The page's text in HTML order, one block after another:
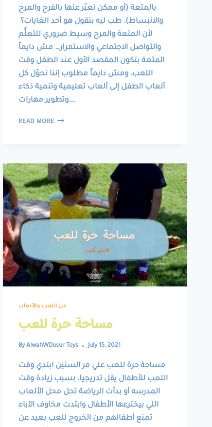
بالمتعة (أو ممكن نعبّر عنها بالفرح والمرح
والانبساط). طب ليه بنقول هو أحد الغايات؟
لأن المتعة والمرح وسيط ضروري للتعلُّم
والتواصل الاجتماعي والاستمرار… مش دايماً
المتعة بتكون المقصد الأول عند الطفل وقت
اللعب، ومش دايماً مطلوب إننا نحوّل كل
ألعاب الطفل إلى ألعاب تعليمية وتنمية ذكاء
وتطوير مهارات….
READ MOREالمتعة
عن اللعب والألعاب
مساحة حرة للعب
By AlwahWDusur Toys July 15, 2021
مساحة حرة للعب علي مر السنين ابتدي وقت
اللعب للأطفال يقل تدريجيا، بسبب زيادة وقت
المدرسه أو بدأت الرياضة تحل محل الألعاب
اللي بيخترعها الأطفال وابتدت مخاوف الآباء
تمنع أطفالهم من الخروج للعب بعيد عن